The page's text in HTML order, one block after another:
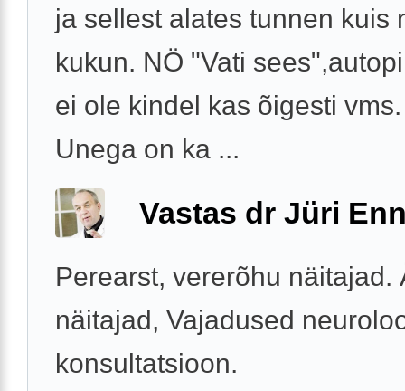
ja sellest alates tunnen kuis
kukun. NÖ "Vati
ei ole kindel kas õigesti vms.
Unega on ka ...
Vastas dr Jüri
Perearst, vererõhu näitajad.
näitajad, Vajadused
konsultatsioon.